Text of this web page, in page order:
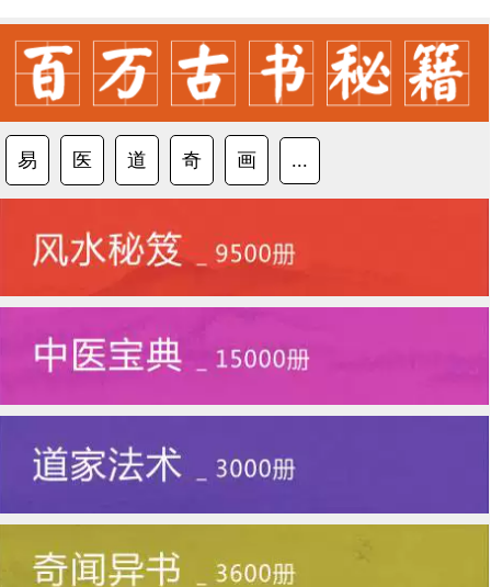
易 医 道 奇 画 ...